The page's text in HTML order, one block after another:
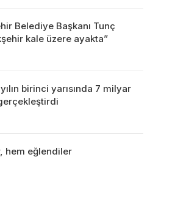
Belediye Başkanı Tunç
kale üzere ayakta”
birinci yarısında 7 milyar
hem eğlendiler